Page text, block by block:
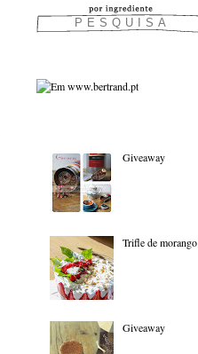
Giveaway
Trifle de morango
Giveaway